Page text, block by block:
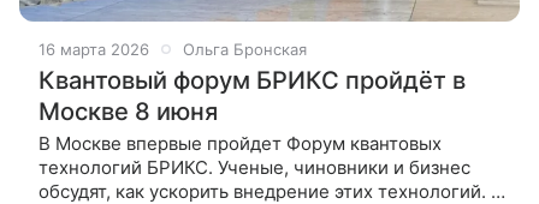
16 марта 2026 Ольга Бронская
Квантовый форум БРИКС пройдёт в
Москве 8 июня
В Москве впервые пройдет Форум квантовых
технологий БРИКС. Ученые, чиновники и бизнес
обсудят, как ускорить внедрение этих технологий. В